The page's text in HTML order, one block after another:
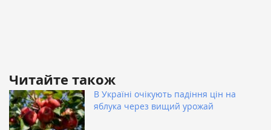
Читайте також
В Україні очікують падіння цін на
яблука через вищий урожай